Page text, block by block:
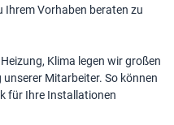
Ihrem Vorhaben beraten zu
Klima legen wir großen
Mitarbeiter. So können
für Ihre Installationen